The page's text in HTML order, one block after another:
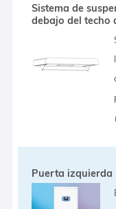
Sistema de
debajo del techo
Puerta izquierda